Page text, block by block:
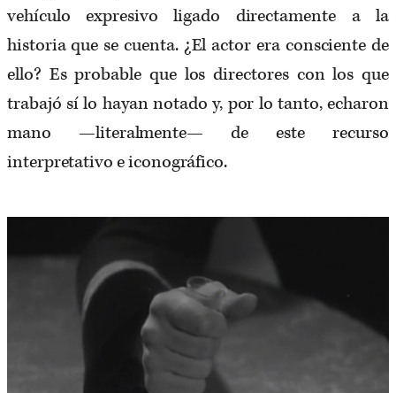
vehículo expresivo ligado directamente a la
historia que se cuenta. ¿El actor era consciente de
ello? Es probable que los directores con los que
trabajó sí lo hayan notado y, por lo tanto, echaron
mano —literalmente— de este recurso
interpretativo e iconográfico.